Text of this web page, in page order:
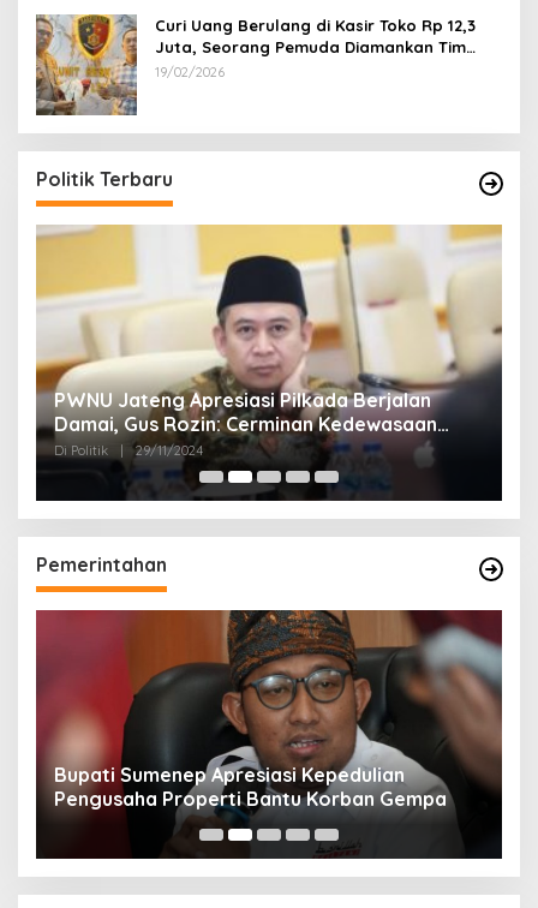
Curi Uang Berulang di Kasir Toko Rp 12,3
Juta, Seorang Pemuda Diamankan Tim
Reskrim Polsek Lenteng Sumenep
19/02/2026
Politik Terbaru
PWNU Jateng Apresiasi Pilkada Berjalan
Damai, Gus Rozin: Cerminan Kedewasaan
Politik Masyarakat
Di Politik 29/11/2024
Pemerintahan
Bupati Sumenep Apresiasi Kepedulian
Pengusaha Properti Bantu Korban Gempa